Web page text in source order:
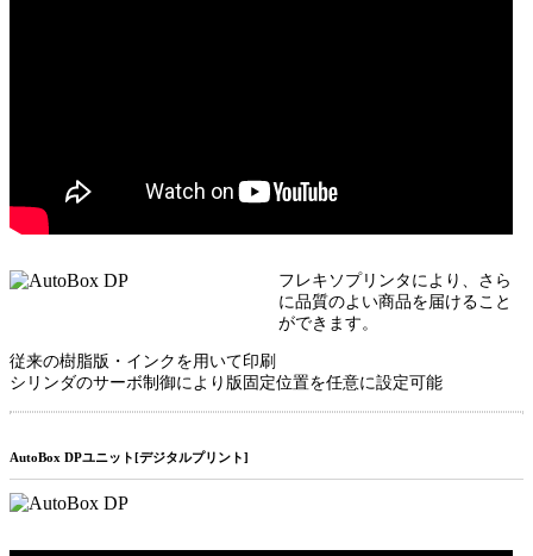
フレキソプリンタにより、さら
に品質のよい商品を届けること
ができます。
従来の樹脂版・インクを用いて印刷
シリンダのサーボ制御により版固定位置を任意に設定可能
AutoBox DPユニット[デジタルプリント]